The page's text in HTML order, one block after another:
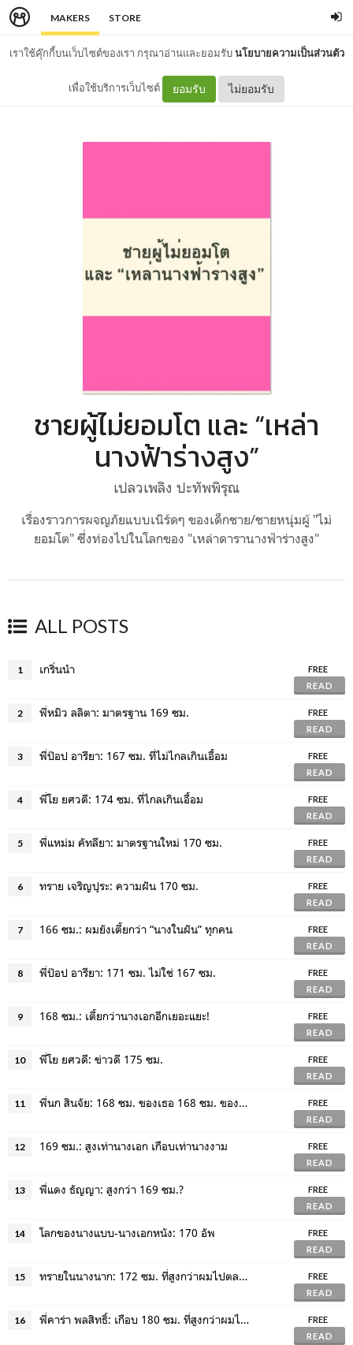
MAKERS STORE
เราใช้คุ๊กกี้บนเว็บไซต์ของเรา กรุณาอ่านและยอมรับนโยบายความเป็นส่วนตัว
เพื่อใช้บริการเว็บไซต์ ยอมรับ ไม่ยอมรับ
ชายผู้ไม่ยอมโต และ “เหล่า
นางฟ้าร่างสูง”
เปลวเพลิง ปะทัพพิรุณ
เรื่องราวการผจญภัยแบบเนิร์ดๆ ของเด็กชาย/ชายหนุ่มผู้ "ไม่
ยอมโต" ซึ่งท่องไปในโลกของ "เหล่าดารานางฟ้าร่างสูง"
ALL POSTS
1 เกริ่นนำ
FREE
READ
2 พี่หมิว ลลิตา: มาตรฐาน 169 ซม.
FREE
READ
3 พี่ป๊อป อารียา: 167 ซม. ที่ไม่ไกลเกินเอื้อม
FREE
READ
4 พี่โย ยศวดี: 174 ซม. ที่ไกลเกินเอื้อม
FREE
READ
5 พี่แหม่ม คัทลียา: มาตรฐานใหม่ 170 ซม.
FREE
READ
6 ทราย เจริญปุระ: ความฝัน 170 ซม.
FREE
READ
7 166 ซม.: ผมยังเตี้ยกว่า “นางในฝัน” ทุกคน
FREE
READ
8 พี่ป๊อป อารียา: 171 ซม. ไม่ใช่ 167 ซม.
FREE
READ
9 168 ซม.: เตี้ยกว่านางเอกอีกเยอะแยะ!
FREE
READ
10 พี่โย ยศวดี: ข่าวดี 175 ซม.
FREE
READ
11 พี่นก สินจัย: 168 ซม. ของเธอ 168 ซม. ของผม
FREE
READ
12 169 ซม.: สูงเท่านางเอก เกือบเท่านางงาม
FREE
READ
13 พี่แดง ธัญญา: สูงกว่า 169 ซม.?
FREE
READ
14 โลกของนางแบบ-นางเอกหนัง: 170 อัพ
FREE
READ
15 ทรายในนางนาก: 172 ซม. ที่สูงกว่าผมไปตลอดกาล?
FREE
READ
16 พี่คาร่า พลสิทธิ์: เกือบ 180 ซม. ที่สูงกว่าผมไปตลอดชีวิต
FREE
READ